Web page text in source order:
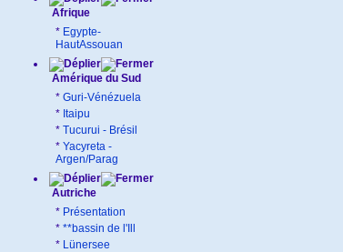
Afrique
* Egypte-
HautAssouan
Amérique du Sud
* Guri-Vénézuela
* Itaipu
* Tucurui - Brésil
* Yacyreta -
Argen/Parag
Autriche
* Présentation
* **bassin de l'Ill
* Lünersee